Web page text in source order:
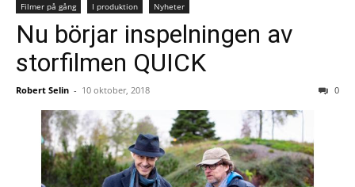
Filmer på gång I produktion Nyheter
Nu börjar inspelningen av
storfilmen QUICK
Robert Selin - 10 oktober, 2018 0